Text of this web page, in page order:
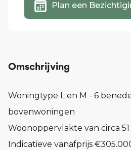
Plan een
Omschrijving
Woningtype L en M - 6
bovenwoningen
Woonoppervlakte van circa 51
Indicatieve vanafprijs